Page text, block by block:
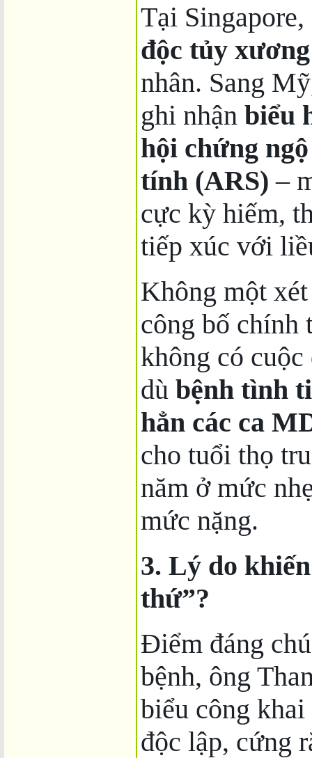
Tại
độc tủy xương
nhân. Sang
ghi nhận biểu
hội chứng
tính (ARS) –
cực kỳ hiếm,
tiếp xúc với
Không một
công bố chính
không có
dù bệnh tình
hẳn các ca
cho tuổi thọ
năm ở mức
mức nặng.
3. Lý do
thứ”?
Điểm đáng
bệnh, ông
biểu công
độc lập, cứng